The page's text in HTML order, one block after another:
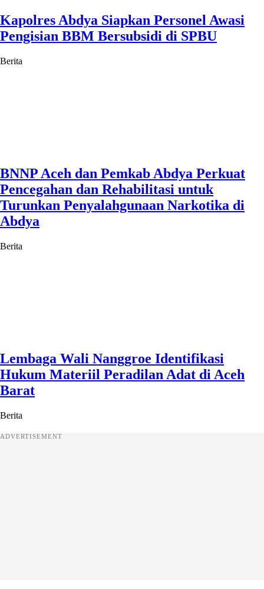
Kapolres Abdya Siapkan Personel Awasi
Pengisian BBM Bersubsidi di SPBU
Berita
BNNP Aceh dan Pemkab Abdya Perkuat
Pencegahan dan Rehabilitasi untuk
Turunkan Penyalahgunaan Narkotika di
Abdya
Berita
Lembaga Wali Nanggroe Identifikasi
Hukum Materiil Peradilan Adat di Aceh
Barat
Berita
ADVERTISEMENT